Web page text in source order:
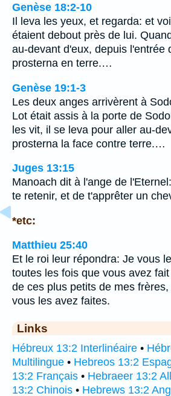
Genèse 18:2-10
Il leva les yeux, et regarda: et
étaient debout près de lui.
au-devant d'eux, depuis l'entrée
prosterna en terre.…
Genèse 19:1-3
Les deux anges arrivèrent à
Lot était assis à la porte de
les vit, il se leva pour aller au-
prosterna la face contre terre.…
Juges 13:15
Manoach dit à l'ange de
te retenir, et de t'apprêter un
*etc:
Matthieu 25:40
Et le roi leur répondra: Je vous
toutes les fois que vous avez
de ces plus petits de mes
vous les avez faites.
Links
Hébreux 13:2 Interlinéaire •
Multilingue • Hebreos 13:2
13:2 Français • Hebraeer 13:2
13:2 Chinois • Hebrews 13:2